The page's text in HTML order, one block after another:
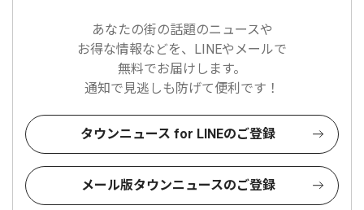
あなたの街の話題のニュースや
お得な情報などを、LINEやメールで
無料でお届けします。
通知で見逃しも防げて便利です！
タウンニュース for LINEのご登録
メール版タウンニュースのご登録